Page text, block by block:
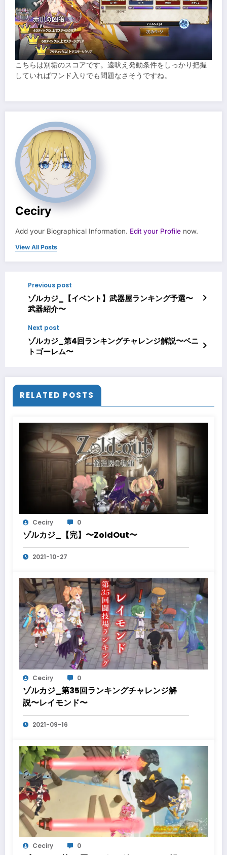
こちらは別垢のスコアです。遠吠え発動条件をしっかり把握
していればワンド入りでも問題なさそうですね。
Ceciry
Add your Biographical Information. Edit your Profile now.
View All Posts
Previous post
ゾルカジ_【イベント】武器屋ランキング予選〜
武器紹介〜
Next post
ゾルカジ_第4回ランキングチャレンジ解説〜ベニ
トゴーレム〜
RELATED POSTS
Ceciry 0
ゾルカジ_【完】〜ZoldOut〜
2021-10-27
Ceciry 0
ゾルカジ_第35回ランキングチャレンジ解
説〜レイモンド〜
2021-09-16
Ceciry 0